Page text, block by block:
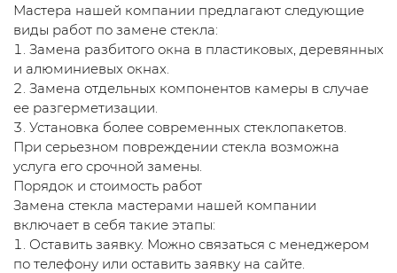
Мастера нашей компании предлагают следующие
виды работ по замене стекла:
Замена разбитого окна в пластиковых, деревянных
и алюминиевых окнах.
Замена отдельных компонентов камеры в случае
ее разгерметизации.
Установка более современных стеклопакетов.
При серьезном повреждении стекла возможна
услуга его срочной замены.
Порядок и стоимость работ
Замена стекла мастерами нашей компании
включает в себя такие этапы:
Оставить заявку. Можно связаться с менеджером
по телефону или оставить заявку на сайте.